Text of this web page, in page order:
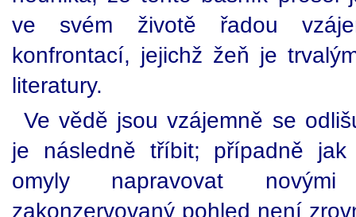
ve svém životě řadou
konfrontací, jejichž žeň je
literatury.
Ve vědě jsou vzájemně se
je následně tříbit; případně
omyly napravovat novými
zakonzervovaný pohled není